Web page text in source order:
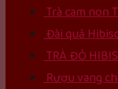
Trà cam non
Đài quả
TRÀ ĐỎ
Rượu vang